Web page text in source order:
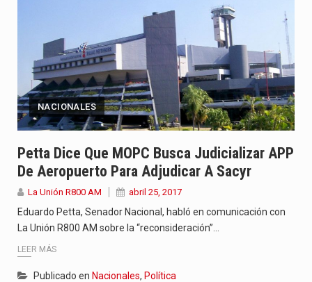
NACIONALES
Petta Dice Que MOPC Busca Judicializar APP
De Aeropuerto Para Adjudicar A Sacyr
La Unión R800 AM abril 25, 2017
Eduardo Petta, Senador Nacional, habló en comunicación con
La Unión R800 AM sobre la “reconsideración”…
LEER MÁS
Publicado en Nacionales, Política